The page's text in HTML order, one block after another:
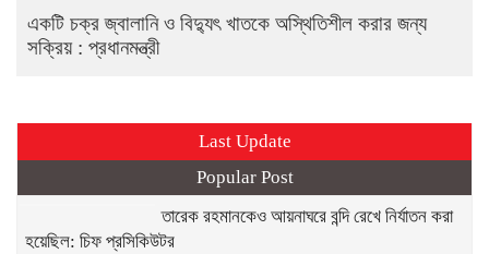
একটি চক্র জ্বালানি ও বিদ্যুৎ খাতকে অস্থিতিশীল করার জন্য
সক্রিয় : প্রধানমন্ত্রী
Last Update
Popular Post
তারেক রহমানকেও আয়নাঘরে বন্দি রেখে নির্যাতন করা
হয়েছিল: চিফ প্রসিকিউটর